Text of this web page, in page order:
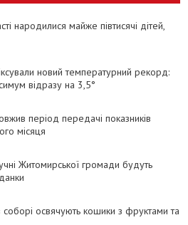
народилися майже півтисячі дітей,
новий температурний рекорд:
відразу на 3,5°
період передачі показників
місяця
Житомирської громади будуть
освячують кошики з фруктами та